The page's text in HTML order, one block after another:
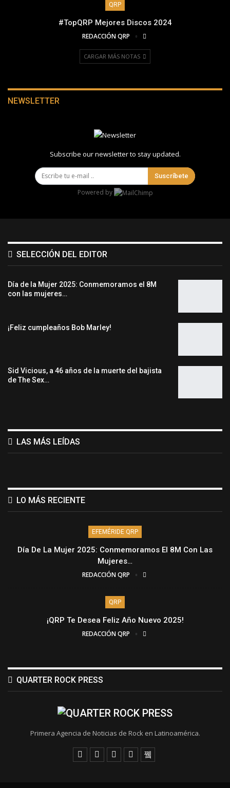
QRP
#TopQRP Mejores Discos 2024
REDACCIÓN QRP
CARGAR MÁS NOTAS
NEWSLETTER
Subscribe our newsletter to stay updated.
Suscríbete
Powered by
SELECCIÓN DEL EDITOR
Día de la Mujer 2025: Conmemoramos el 8M
con las mujeres…
¡Feliz cumpleaños Bob Marley!
Sid Vicious, a 46 años de la muerte del bajista
de The Sex…
LAS MÁS LEÍDAS
LO MÁS RECIENTE
EFEMÉRIDE QRP
Día De La Mujer 2025: Conmemoramos El 8M Con Las
Mujeres…
REDACCIÓN QRP
QRP
¡QRP Te Desea Feliz Año Nuevo 2025!
REDACCIÓN QRP
QUARTER ROCK PRESS
Primera Agencia de Noticias de Rock en Latinoamérica.